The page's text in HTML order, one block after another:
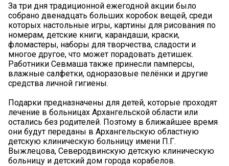
За три дня традиционной ежегодной акции было
собрано двенадцать больших коробок вещей, среди
которых настольные игры, картины для рисования по
номерам, детские книги, карандаши, краски,
фломастеры, наборы для творчества, сладости и
многое другое, что может порадовать детишек.
Работники Севмаша также принесли памперсы,
влажные салфетки, одноразовые пелёнки и другие
средства личной гигиены.
Подарки предназначены для детей, которые проходят
лечение в больницах Архангельской области или
остались без родителей. Поэтому в ближайшее время
они будут переданы в Архангельскую областную
детскую клиническую больницу имени П.Г.
Выжлецова, Северодвинскую детскую клиническую
больницу и детский дом города корабелов.